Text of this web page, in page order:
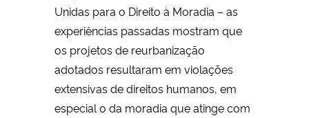
Unidas para o Direito à Moradia – as
experiências passadas mostram que
os projetos de reurbanização
adotados resultaram em violações
extensivas de direitos humanos, em
especial o da moradia que atinge com